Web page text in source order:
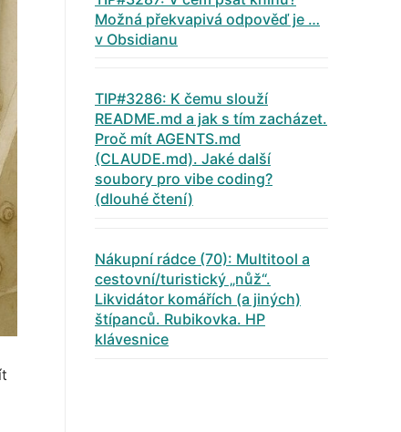
Možná překvapivá odpověď je …
v Obsidianu
TIP#3286: K čemu slouží
README.md a jak s tím zacházet.
Proč mít AGENTS.md
(CLAUDE.md). Jaké další
soubory pro vibe coding?
(dlouhé čtení)
Nákupní rádce (70): Multitool a
cestovní/turistický „nůž“.
Likvidátor komářích (a jiných)
štípanců. Rubikovka. HP
klávesnice